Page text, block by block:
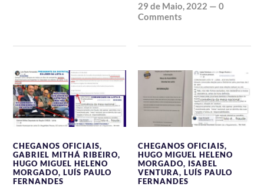
29 de Maio, 2022 —0
Comments
CHEGANOS OFICIAIS,
GABRIEL MITHÁ RIBEIRO,
HUGO MIGUEL HELENO
MORGADO,LUÍS PAULO
FERNANDES
CHEGANOS OFICIAIS,
HUGO MIGUEL HELENO
MORGADO, ISABEL
VENTURA,LUÍS PAULO
FERNANDES